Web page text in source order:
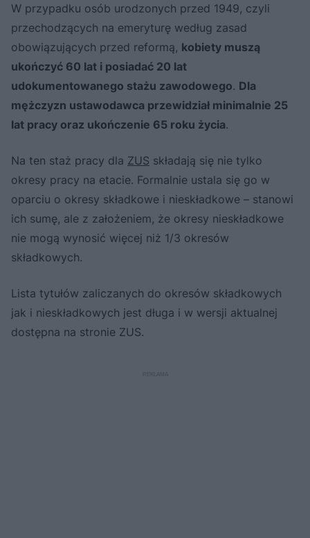
W przypadku osób urodzonych przed 1949, czyli
przechodzących na emeryturę według zasad
obowiązujących przed reformą, kobiety muszą
ukończyć 60 lat i posiadać 20 lat
udokumentowanego stażu zawodowego. Dla
mężczyzn ustawodawca przewidział minimalnie 25
lat pracy oraz ukończenie 65 roku życia.
Na ten staż pracy dla ZUS składają się nie tylko
okresy pracy na etacie. Formalnie ustala się go w
oparciu o okresy składkowe i nieskładkowe – stanowi
ich sumę, ale z założeniem, że okresy nieskładkowe
nie mogą wynosić więcej niż 1/3 okresów
składkowych.
Lista tytułów zaliczanych do okresów składkowych
jak i nieskładkowych jest długa i w wersji aktualnej
dostępna na stronie ZUS.